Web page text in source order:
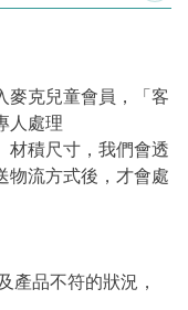
麥克兒童會員，「客
人處理
材積尺寸，我們會透
物流方式後，才會處
產品不符的狀況，